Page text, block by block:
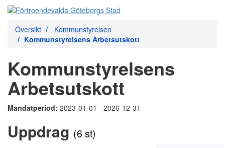
Översikt
Kommunstyrelsen
Kommunstyrelsens Arbetsutskott
Kommunstyrelsens
Arbetsutskott
Mandatperiod: 2023-01-01 - 2026-12-31
Uppdrag (6 st)